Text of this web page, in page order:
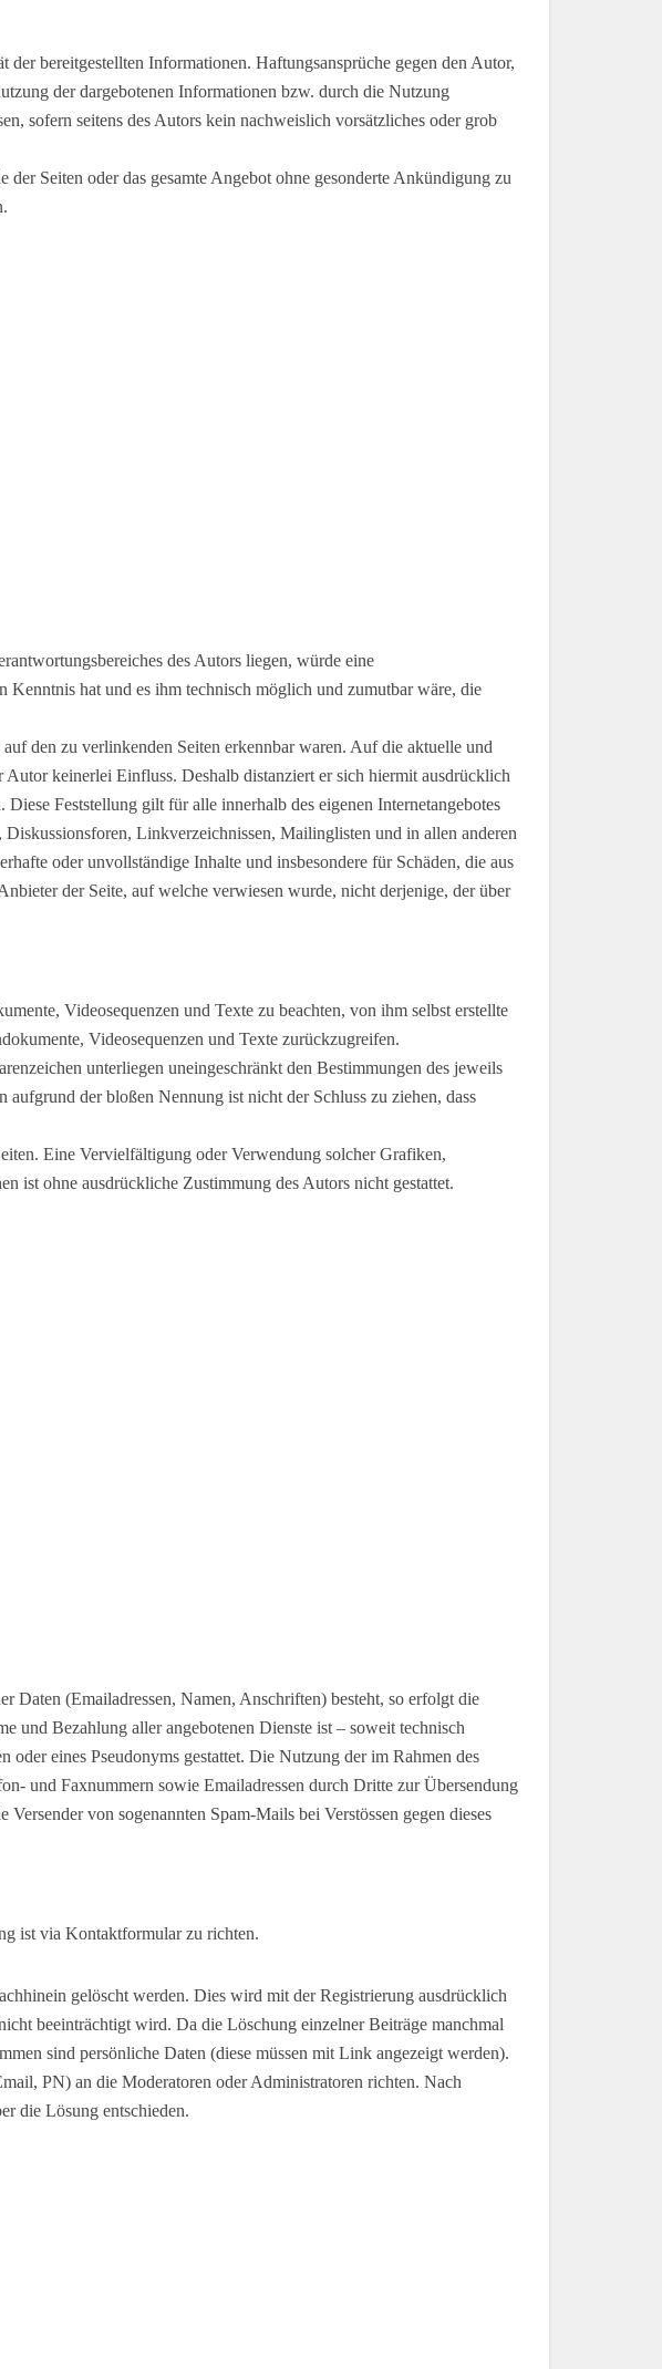
bereitgestellten Informationen. Haftungsansprüche gegen den Autor,
der dargebotenen Informationen bzw. durch die Nutzung
sofern seitens des Autors kein nachweislich vorsätzliches oder grob
Seiten oder das gesamte Angebot ohne gesonderte Ankündigung zu
des Autors liegen, würde eine
hat und es ihm technisch möglich und zumutbar wäre, die
den zu verlinkenden Seiten erkennbar waren. Auf die aktuelle und
keinerlei Einfluss. Deshalb distanziert er sich hiermit ausdrücklich
Feststellung gilt für alle innerhalb des eigenen Internetangebotes
Linkverzeichnissen, Mailinglisten und in allen anderen
oder unvollständige Inhalte und insbesondere für Schäden, die aus
der Seite, auf welche verwiesen wurde, nicht derjenige, der über
Videosequenzen und Texte zu beachten, von ihm selbst erstellte
Videosequenzen und Texte zurückzugreifen.
unterliegen uneingeschränkt den Bestimmungen des jeweils
der bloßen Nennung ist nicht der Schluss zu ziehen, dass
Eine Vervielfältigung oder Verwendung solcher Grafiken,
ist ohne ausdrückliche Zustimmung des Autors nicht gestattet.
Daten (Emailadressen, Namen, Anschriften) besteht, so erfolgt die
und Bezahlung aller angebotenen Dienste ist – soweit technisch
eines Pseudonyms gestattet. Die Nutzung der im Rahmen des
und Faxnummern sowie Emailadressen durch Dritte zur Übersendung
von sogenannten Spam-Mails bei Verstössen gegen dieses
ist via Kontaktformular zu richten.
gelöscht werden. Dies wird mit der Registrierung ausdrücklich
beeinträchtigt wird. Da die Löschung einzelner Beiträge manchmal
sind persönliche Daten (diese müssen mit Link angezeigt werden).
PN) an die Moderatoren oder Administratoren richten. Nach
die Lösung entschieden.